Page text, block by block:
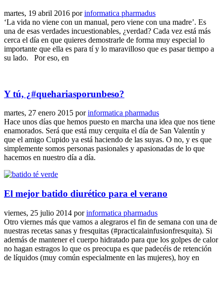
martes, 19 abril 2016 porinformatica pharmadus
‘La vida no viene con un manual, pero viene con una madre’. Es
una de esas verdades incuestionables, ¿verdad? Cada vez está más
cerca el día en que quieres demostrarle de forma muy especial lo
importante que ella es para tí y lo maravilloso que es pasar tiempo a
su lado. Por eso, en
Y tú, ¿#quehariasporunbeso?
martes, 27 enero 2015 porinformatica pharmadus
Hace unos días que hemos puesto en marcha una idea que nos tiene
enamorados. Será que está muy cerquita el día de San Valentín y
que el amigo Cupido ya está haciendo de las suyas. O no, y es que
simplemente somos personas pasionales y apasionadas de lo que
hacemos en nuestro día a día.
El mejor batido diurético para el verano
viernes, 25 julio 2014 porinformatica pharmadus
Otro viernes más que vamos a alegraros el fin de semana con una de
nuestras recetas sanas y fresquitas (#practicalainfusionfresquita). Si
además de mantener el cuerpo hidratado para que los golpes de calor
no hagan estragos lo que os preocupa es que padecéis de retención
de líquidos (muy común especialmente en las mujeres), hoy en